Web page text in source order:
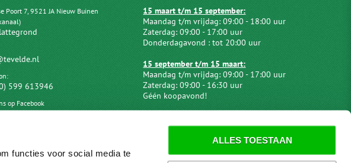
functies voor social media te
ALLES TOESTAAN
Poort 7, 9521 JA Nieuw Buinen
599 613946
op Facebook
15 maart t/m 15 september:
Maandag t/m vrijdag: 09:00 - 18:00 uur
Zaterdag: 09:00 - 17:00 uur
Donderdagavond : tot 20:00 uur
15 september t/m 15 maart:
Maandag t/m vrijdag: 09:00 - 17:00 uur
Zaterdag: 09:00 - 16:30 uur
Géén koopavond!